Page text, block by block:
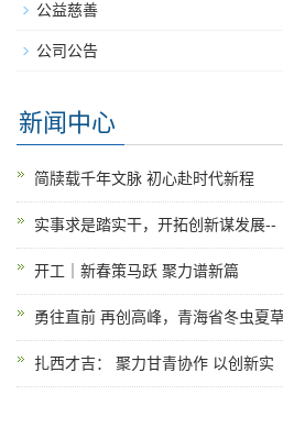
公益慈善
公司公告
新闻中心
简牍载千年文脉 初心赴时代新程
实事求是踏实干，开拓创新谋发展--
开工｜新春策马跃 聚力谱新篇
勇往直前 再创高峰，青海省冬虫夏
扎西才吉： 聚力甘青协作 以创新实